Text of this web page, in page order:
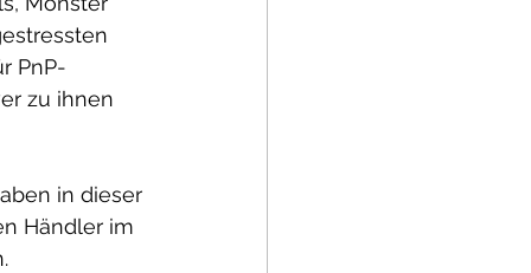
PnP-
zu ihnen
in dieser
Händler im